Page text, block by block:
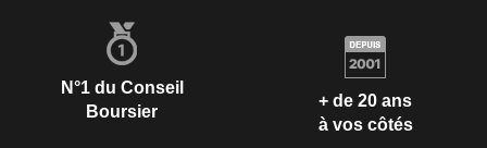
N°1 du Conseil
Boursier
+ de 20 ans
à vos côtés